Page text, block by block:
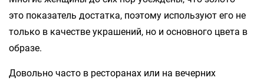
это показатель достатка, поэтому используют его не
только в качестве украшений, но и основного цвета в
образе.
Довольно часто в ресторанах или на вечерних